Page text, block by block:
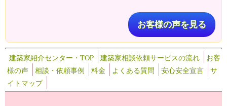
お客様の声を見る
建築家紹介センター・TOP 建築家相談依頼サービスの流れ
お客
様の声
相談・依頼事例 料金 よくある質問 安心安全宣言
サ
イトマップ